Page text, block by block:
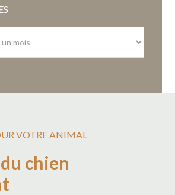
VOTRE ANIMAL
chien